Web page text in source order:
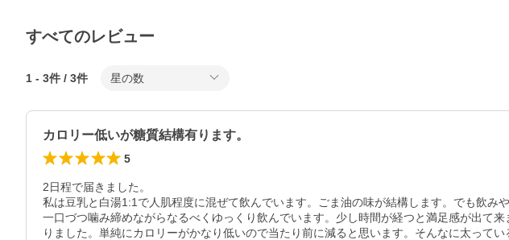
すべてのレビュー
1 - 3件 / 3件 星の数
カロリー低いが糖質結構有ります。
5
2日程で届きました。
私は豆乳と白湯1:1で人肌程度に混ぜて飲んでいます。ごま油の味が結構します。でも飲み
一口づつ噛み締めながらなるべくゆっくり飲んでいます。少し時間が経つと満足感が出て
りました。単純にカロリーがかなり低いので当たり前に減ると思います。そんなに太って